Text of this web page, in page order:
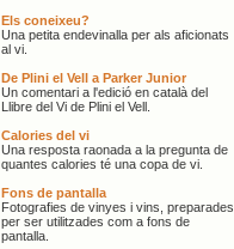
Els coneixeu?
Una petita endevinalla per als aficionats
al vi.
De Plini el Vell a Parker Junior
Un comentari a l'edició en català del
Llibre del Vi de Plini el Vell.
Calories del vi
Una resposta raonada a la pregunta de
quantes calories té una copa de vi.
Fons de pantalla
Fotografies de vinyes i vins, preparades
per ser utilitzades com a fons de
pantalla.